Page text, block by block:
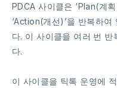
PDCA 사이클은 ‘Plan(계
‘Action(개선)’을 반복하
다. 이 사이클을 여러 번 반
다.
이 사이클을 틱톡 운영에